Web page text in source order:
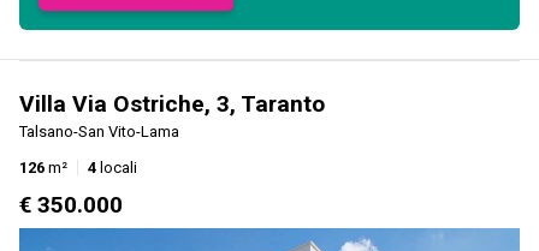
Villa Via Ostriche, 3, Taranto
Talsano-San Vito-Lama
126 m² 4 locali
€ 350.000